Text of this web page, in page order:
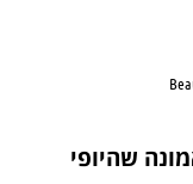
שהיופי